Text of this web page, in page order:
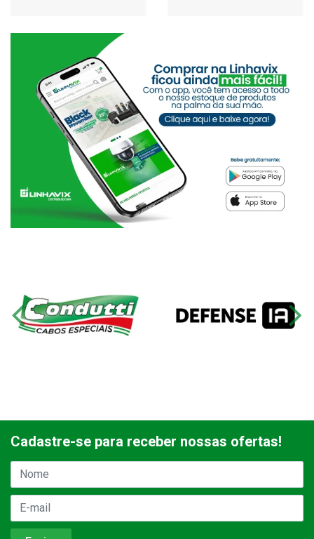
Cadastre-se para receber nossas ofertas!